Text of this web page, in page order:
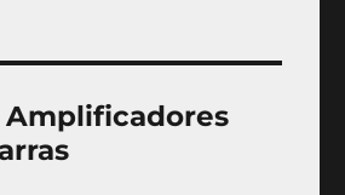
Amplificadores